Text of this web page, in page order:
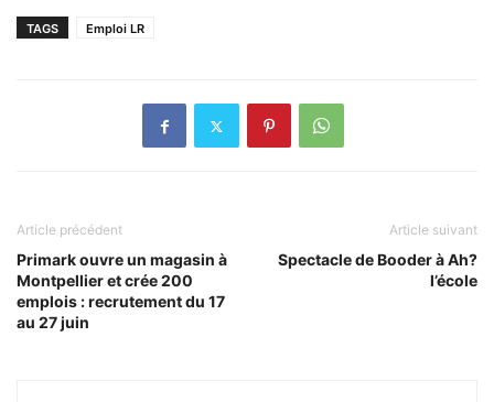
TAGS Emploi LR
Article précédent
Primark ouvre un magasin à
Montpellier et crée 200
emplois : recrutement du 17
au 27 juin
Article suivant
Spectacle de Booder à Ah?
l’école